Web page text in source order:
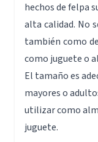
hechos de felpa
alta calidad. No
también como
como juguete o
El tamaño es
mayores o
utilizar como
juguete.